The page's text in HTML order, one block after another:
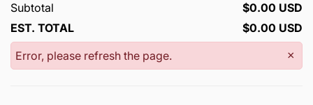
Subtotal
$0.00 USD
EST. TOTAL
$0.00 USD
×
Error, please refresh the page.